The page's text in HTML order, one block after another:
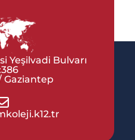
Yeşilvadi Bulvarı
Gaziantep